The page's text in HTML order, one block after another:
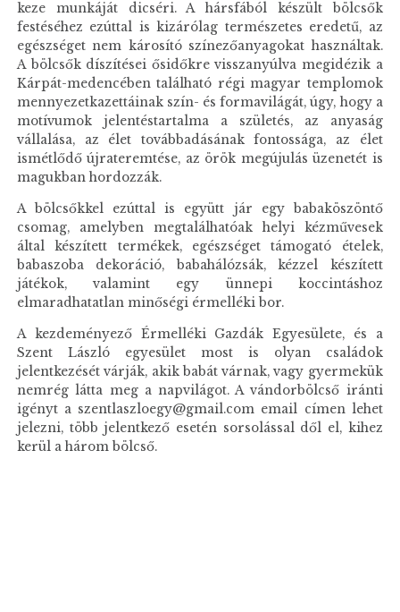
keze munkáját dicséri. A hársfából készült bölcsők
festéséhez ezúttal is kizárólag természetes eredetű, az
egészséget nem károsító színezőanyagokat használtak.
A bölcsők díszítései ősidőkre visszanyúlva megidézik a
Kárpát-medencében található régi magyar templomok
mennyezetkazettáinak szín- és formavilágát, úgy, hogy a
motívumok jelentéstartalma a születés, az anyaság
vállalása, az élet továbbadásának fontossága, az élet
ismétlődő újrateremtése, az örök megújulás üzenetét is
magukban hordozzák.
A bölcsőkkel ezúttal is együtt jár egy babaköszöntő
csomag, amelyben megtalálhatóak helyi kézművesek
által készített termékek, egészséget támogató ételek,
babaszoba dekoráció, babahálózsák, kézzel készített
játékok, valamint egy ünnepi koccintáshoz
elmaradhatatlan minőségi érmelléki bor.
A kezdeményező Érmelléki Gazdák Egyesülete, és a
Szent László egyesület most is olyan családok
jelentkezését várják, akik babát várnak, vagy gyermekük
nemrég látta meg a napvilágot. A vándorbölcső iránti
igényt a szentlaszloegy@gmail.com email címen lehet
jelezni, több jelentkező esetén sorsolással dől el, kihez
kerül a három bölcső.